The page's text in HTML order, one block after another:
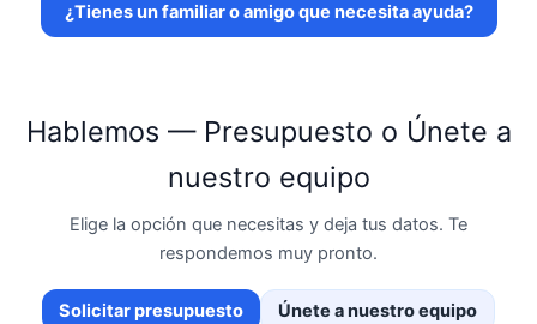
¿Tienes un familiar o amigo que necesita ayuda?
Hablemos — Presupuesto o Únete a
nuestro equipo
Elige la opción que necesitas y deja tus datos. Te
respondemos muy pronto.
Solicitar presupuesto Únete a nuestro equipo